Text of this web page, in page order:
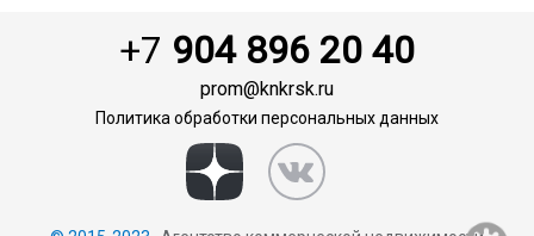
+7 904 896 20 40
prom@knkrsk.ru
Политика обработки персональных данных